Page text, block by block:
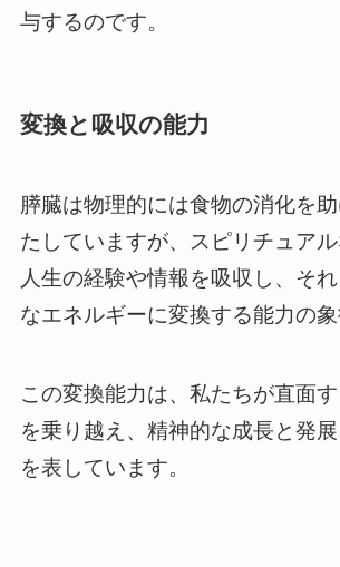
与するのです。
変換と吸収の能力
膵臓は物理的には食物の消化を
たしていますが、スピリチュアル
人生の経験や情報を吸収し、そ
なエネルギーに変換する能力の象
この変換能力は、私たちが直面
を乗り越え、精神的な成長と発
を表しています。